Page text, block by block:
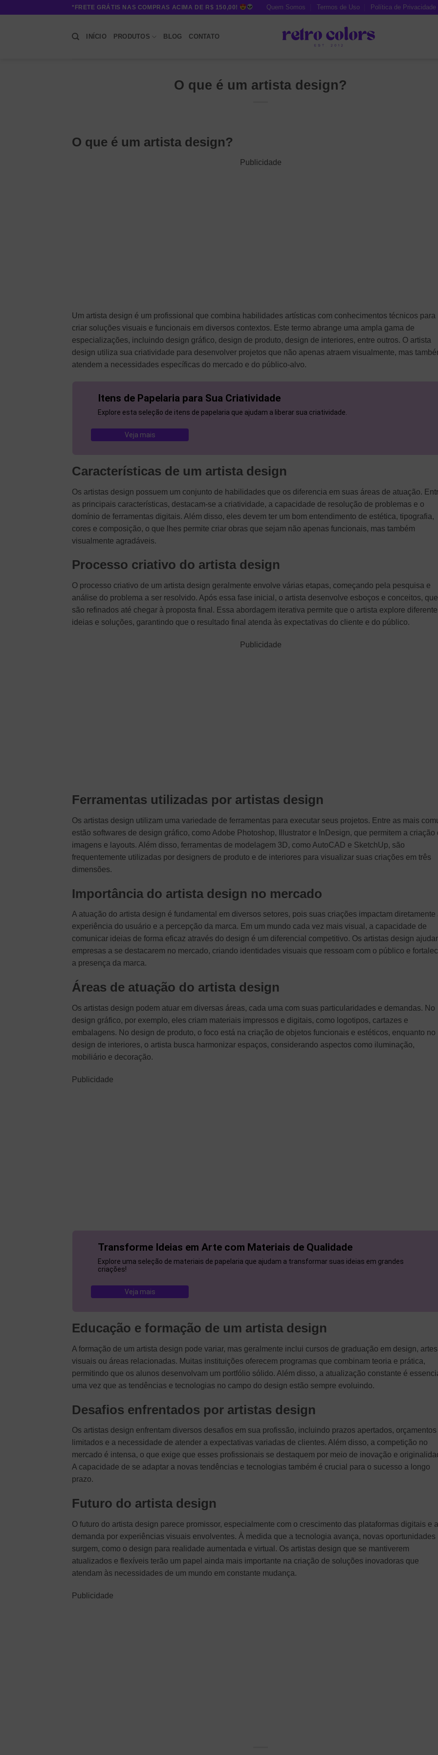
*FRETE GRÁTIS NAS COMPRAS ACIMA DE R$ 150,00! Quem Somos Termos de Uso Política de Privacidade
INÍCIO PRODUTOS BLOG CONTATO
O que é um artista design?
O que é um artista design?
Publicidade
Um artista design é um profissional que combina habilidades artísticas com conhecimentos técnicos para
criar soluções visuais e funcionais em diversos contextos. Este termo abrange uma ampla gama de
especializações, incluindo design gráfico, design de produto, design de interiores, entre outros. O artista
design utiliza sua criatividade para desenvolver projetos que não apenas atraem visualmente, mas
atendem a necessidades específicas do mercado e do público-alvo.
Itens de Papelaria para Sua Criatividade
Explore esta seleção de itens de papelaria que ajudam a liberar sua criatividade.
Veja mais
Características de um artista design
Os artistas design possuem um conjunto de habilidades que os diferencia em suas áreas de atuação.
as principais características, destacam-se a criatividade, a capacidade de resolução de problemas e o
domínio de ferramentas digitais. Além disso, eles devem ter um bom entendimento de estética, tipografia,
cores e composição, o que lhes permite criar obras que sejam não apenas funcionais, mas também
visualmente agradáveis.
Processo criativo do artista design
O processo criativo de um artista design geralmente envolve várias etapas, começando pela pesquisa e
análise do problema a ser resolvido. Após essa fase inicial, o artista desenvolve esboços e conceitos, que
são refinados até chegar à proposta final. Essa abordagem iterativa permite que o artista explore
ideias e soluções, garantindo que o resultado final atenda às expectativas do cliente e do público.
Publicidade
Ferramentas utilizadas por artistas design
Os artistas design utilizam uma variedade de ferramentas para executar seus projetos. Entre as mais
estão softwares de design gráfico, como Adobe Photoshop, Illustrator e InDesign, que permitem a criação
imagens e layouts. Além disso, ferramentas de modelagem 3D, como AutoCAD e SketchUp, são
frequentemente utilizadas por designers de produto e de interiores para visualizar suas criações em três
dimensões.
Importância do artista design no mercado
A atuação do artista design é fundamental em diversos setores, pois suas criações impactam diretamente
experiência do usuário e a percepção da marca. Em um mundo cada vez mais visual, a capacidade de
comunicar ideias de forma eficaz através do design é um diferencial competitivo. Os artistas design
empresas a se destacarem no mercado, criando identidades visuais que ressoam com o público e
a presença da marca.
Áreas de atuação do artista design
Os artistas design podem atuar em diversas áreas, cada uma com suas particularidades e demandas. No
design gráfico, por exemplo, eles criam materiais impressos e digitais, como logotipos, cartazes e
embalagens. No design de produto, o foco está na criação de objetos funcionais e estéticos, enquanto no
design de interiores, o artista busca harmonizar espaços, considerando aspectos como iluminação,
mobiliário e decoração.
Publicidade
Transforme Ideias em Arte com Materiais de Qualidade
Explore uma seleção de materiais de papelaria que ajudam a transformar suas ideias em grandes
criações!
Veja mais
Educação e formação de um artista design
A formação de um artista design pode variar, mas geralmente inclui cursos de graduação em design, artes
visuais ou áreas relacionadas. Muitas instituições oferecem programas que combinam teoria e prática,
permitindo que os alunos desenvolvam um portfólio sólido. Além disso, a atualização constante é
uma vez que as tendências e tecnologias no campo do design estão sempre evoluindo.
Desafios enfrentados por artistas design
Os artistas design enfrentam diversos desafios em sua profissão, incluindo prazos apertados, orçamentos
limitados e a necessidade de atender a expectativas variadas de clientes. Além disso, a competição no
mercado é intensa, o que exige que esses profissionais se destaquem por meio de inovação e
A capacidade de se adaptar a novas tendências e tecnologias também é crucial para o sucesso a longo
prazo.
Futuro do artista design
O futuro do artista design parece promissor, especialmente com o crescimento das plataformas digitais e a
demanda por experiências visuais envolventes. À medida que a tecnologia avança, novas oportunidades
surgem, como o design para realidade aumentada e virtual. Os artistas design que se mantiverem
atualizados e flexíveis terão um papel ainda mais importante na criação de soluções inovadoras que
atendam às necessidades de um mundo em constante mudança.
Publicidade